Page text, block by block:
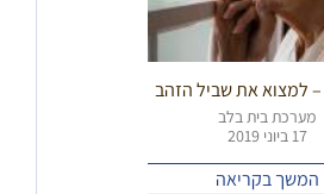
למצוא את שביל הזהב
מערכת בית בלב
17 ביוני 2019
המשך בקריאה